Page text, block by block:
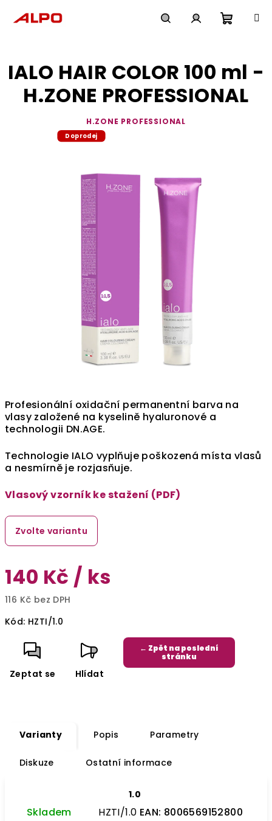
košík
Profesionální oxidační permanentní barva na
vlasy založené na kyselině hyaluronové a
technologii DN.AGE.
Technologie IALO vyplňuje poškozená místa vlasů
a nesmírně je rozjasňuje.
Vlasový vzorník ke stažení (PDF)
Zvolte variantu
140 Kč / ks
116 Kč bez DPH
cena:
Kód: HZTI/1.0
Zeptat se Hlídat
← Zpět na poslední
stránku
IALO HAIR COLOR 100 ml -
H.ZONE PROFESSIONAL
H.ZONE PROFESSIONAL
Doprodej
Varianty Popis Parametry
Diskuze Ostatní informace
1.0
Skladem HZTI/1.0 EAN: 8006569152800